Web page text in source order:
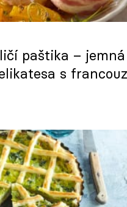
paštika – jemná
s